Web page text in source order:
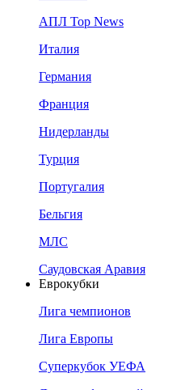
АПЛ Top News
Италия
Германия
Франция
Нидерланды
Турция
Португалия
Бельгия
МЛС
Саудовская Аравия
Еврокубки
Лига чемпионов
Лига Европы
Суперкубок УЕФА